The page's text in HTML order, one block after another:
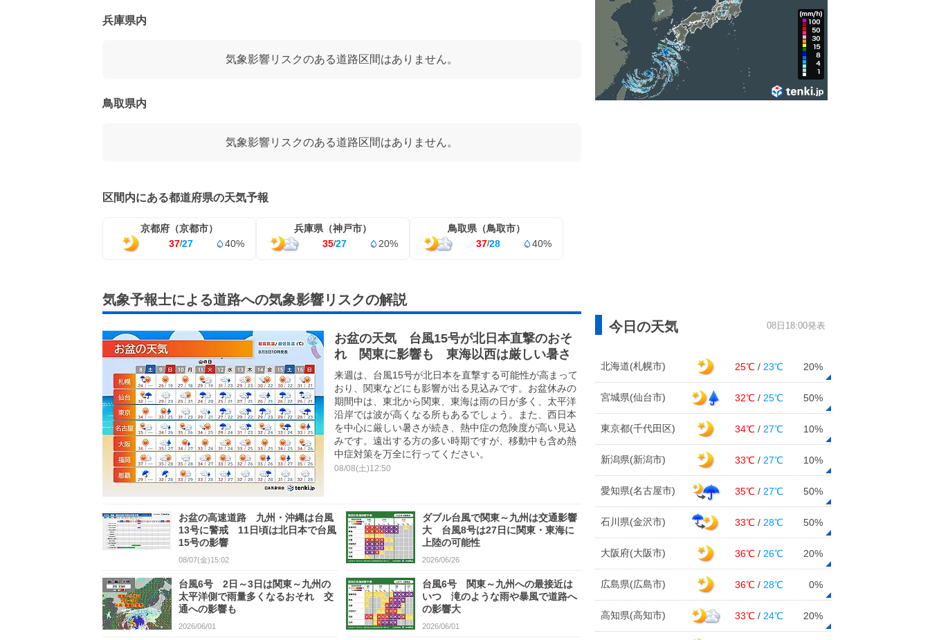
兵庫県内
気象影響リスクのある道路区間はありません。
鳥取県内
気象影響リスクのある道路区間はありません。
区間内にある都道府県の天気予報
京都府（京都市）
37/27 40%
兵庫県（神戸市）
35/27 20%
鳥取県（鳥取市）
37/28 40%
気象予報士による道路への気象影響リスクの解説
お盆の天気 台風15号が北日本直撃のおそ
れ 関東に影響も 東海以西は厳しい暑さ
来週は、台風15号が北日本を直撃する可能性が高まって
おり、関東などにも影響が出る見込みです。お盆休みの
期間中は、東北から関東、東海は雨の日が多く、太平洋
沿岸では波が高くなる所もあるでしょう。また、西日本
を中心に厳しい暑さが続き、熱中症の危険度が高い見込
みです。遠出する方の多い時期ですが、移動中も含め熱
中症対策を万全に行ってください。
08/08(土)12:50
お盆の高速道路 九州・沖縄は台風
13号に警戒 11日頃は北日本で台風
15号の影響
08/07(金)15:02
ダブル台風で関東～九州は交通影響
大 台風8号は27日に関東・東海に
上陸の可能性
2026/06/26
台風6号 2日～3日は関東～九州の
太平洋側で雨量多くなるおそれ 交
通への影響も
2026/06/01
台風6号 関東～九州への最接近は
いつ 滝のような雨や暴風で道路へ
の影響大
2026/06/01
今日の天気 08日18:00発表
北海道(札幌市) 25℃ / 23℃ 20%
宮城県(仙台市) 32℃ / 25℃ 50%
東京都(千代田区) 34℃ / 27℃ 10%
新潟県(新潟市) 33℃ / 27℃ 10%
愛知県(名古屋市) 35℃ / 27℃ 50%
石川県(金沢市) 33℃ / 28℃ 50%
大阪府(大阪市) 36℃ / 26℃ 20%
広島県(広島市) 36℃ / 28℃ 0%
高知県(高知市) 33℃ / 24℃ 20%